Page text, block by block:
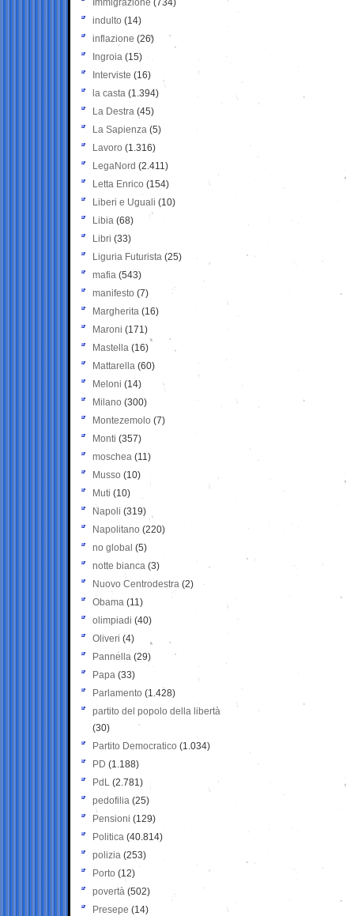
Immigrazione (734)
indulto (14)
inflazione (26)
Ingroia (15)
Interviste (16)
la casta (1.394)
La Destra (45)
La Sapienza (5)
Lavoro (1.316)
LegaNord (2.411)
Letta Enrico (154)
Liberi e Uguali (10)
Libia (68)
Libri (33)
Liguria Futurista (25)
mafia (543)
manifesto (7)
Margherita (16)
Maroni (171)
Mastella (16)
Mattarella (60)
Meloni (14)
Milano (300)
Montezemolo (7)
Monti (357)
moschea (11)
Musso (10)
Muti (10)
Napoli (319)
Napolitano (220)
no global (5)
notte bianca (3)
Nuovo Centrodestra (2)
Obama (11)
olimpiadi (40)
Oliveri (4)
Pannella (29)
Papa (33)
Parlamento (1.428)
partito del popolo della libertà
(30)
Partito Democratico (1.034)
PD (1.188)
PdL (2.781)
pedofilia (25)
Pensioni (129)
Politica (40.814)
polizia (253)
Porto (12)
povertà (502)
Presepe (14)